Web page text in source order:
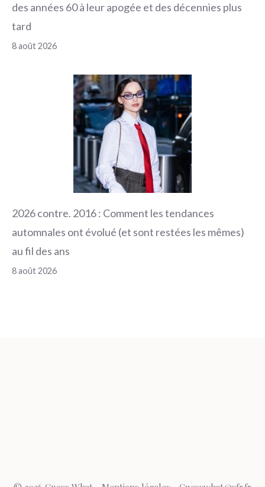
des années 60 à leur apogée et des décennies plus
tard
8 août 2026
2026 contre. 2016 : Comment les tendances
automnales ont évolué (et sont restées les mêmes)
au fil des ans
8 août 2026